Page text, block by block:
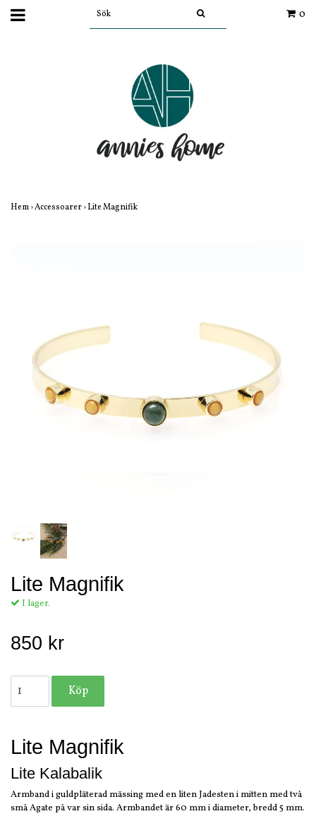
0
Hem›Accessoarer›Lite Magnifik
Lite Magnifik
I lager.
850 kr
Lite Magnifik
Lite Kalabalik
Armband i guldpläterad mässing med en liten Jadesten i mitten med två
små Agate på var sin sida. Armbandet är 60 mm i diameter, bredd 5 mm.